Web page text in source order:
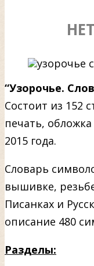
“Узорочье.
Состоит из 152
печать,
2015 года.
Словарь
вышивке,
Писанках и
описание 480
Разделы: